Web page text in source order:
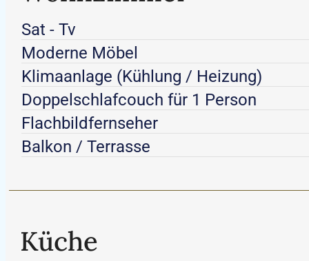
Sat - Tv
Moderne Möbel
Klimaanlage (Kühlung / Heizung)
Doppelschlafcouch für 1 Person
Flachbildfernseher
Balkon / Terrasse
Küche